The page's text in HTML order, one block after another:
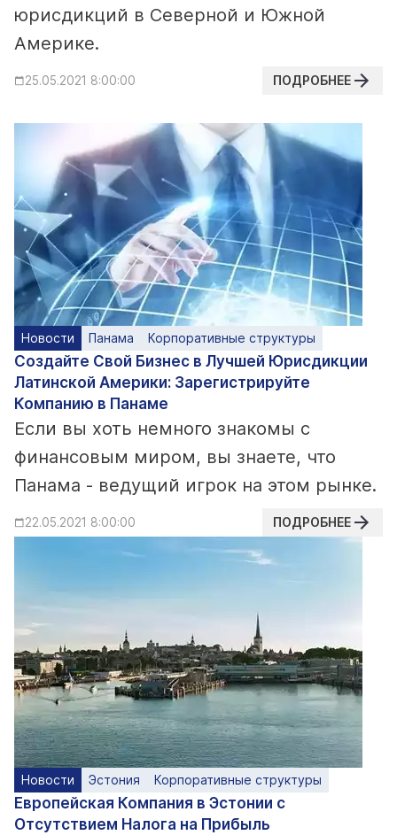
юрисдикций в Северной и Южной
Америке.
25.05.2021 8:00:00 ПОДРОБНЕЕ
Новости Панама Корпоративные структуры
Создайте Свой Бизнес в Лучшей Юрисдикции
Латинской Америки: Зарегистрируйте
Компанию в Панаме
Если вы хоть немного знакомы с
финансовым миром, вы знаете, что
Панама - ведущий игрок на этом рынке.
22.05.2021 8:00:00 ПОДРОБНЕЕ
Новости Эстония Корпоративные структуры
Европейская Компания в Эстонии с
Отсутствием Налога на Прибыль